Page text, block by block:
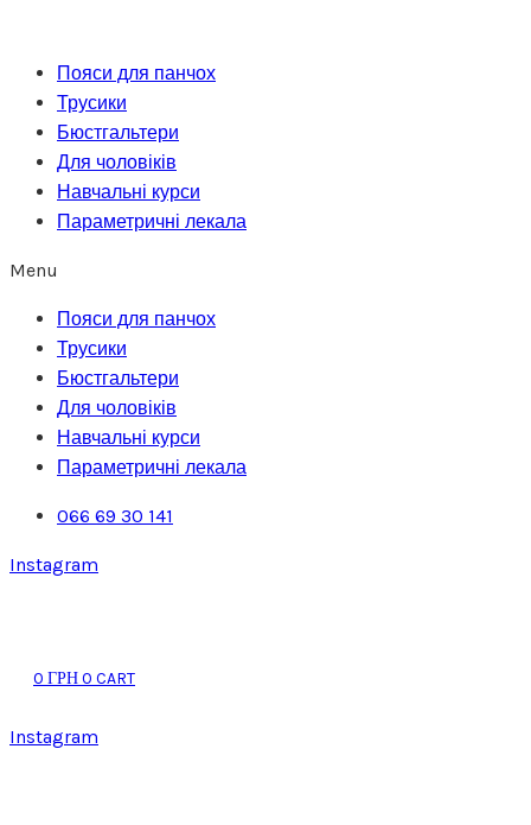
вмістуПояси для панчох
Трусики
Бюстгальтери
Для чоловіків
Навчальні курси
Параметричні лекала
Menu
Пояси для панчох
Трусики
Бюстгальтери
Для чоловіків
Навчальні курси
Параметричні лекала
066 69 30 141
Instagram
0 ГРН 0 CART
Instagram